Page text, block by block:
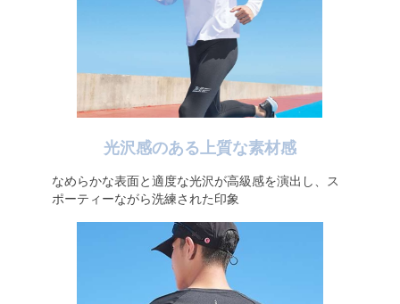
光沢感のある上質な素材感
なめらかな表面と適度な光沢が高級感を演出し、ス
ポーティーながら洗練された印象